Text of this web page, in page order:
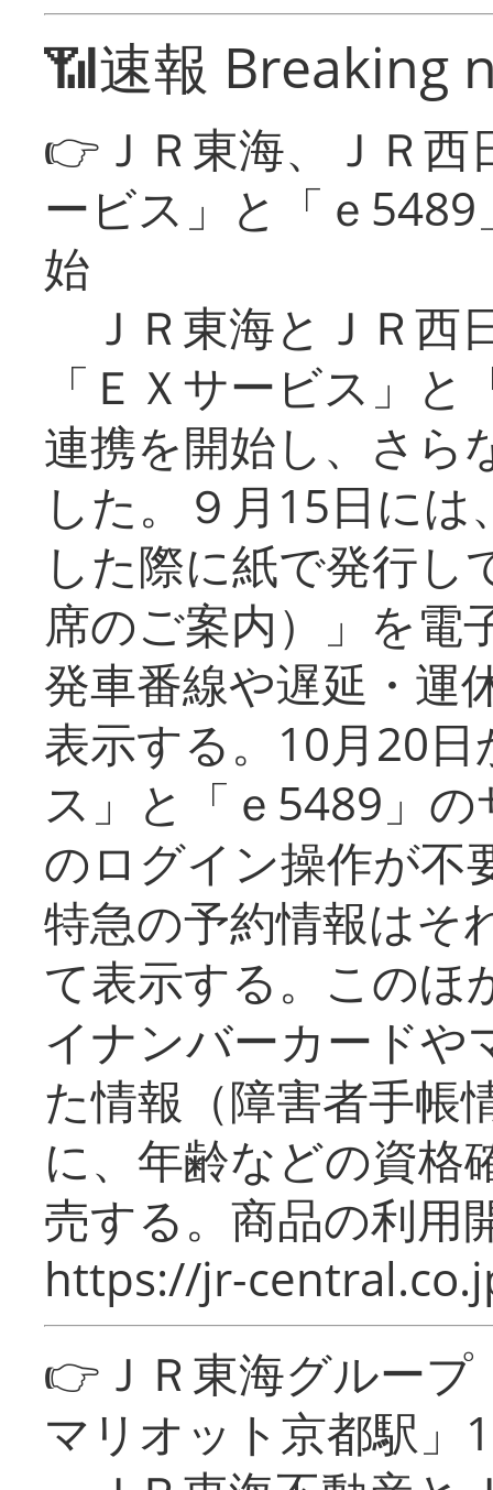
📶速報 Breaking
👉ＪＲ東海、ＪＲ
ービス」と「ｅ
始
ＪＲ東海とＪＲ西
「ＥＸサービス」
連携を開始し、さら
した。９月15日に
した際に紙で発行し
席のご案内）」を電
発車番線や遅延・運
表示する。10月20
ス」と「ｅ5489」
のログイン操作が不
特急の予約情報はそ
て表示する。このほ
イナンバーカードや
た情報（障害者手帳
に、年齢などの資格
売する。商品の利用
https://jr-
👉ＪＲ東海グルー
マリオット京都駅」